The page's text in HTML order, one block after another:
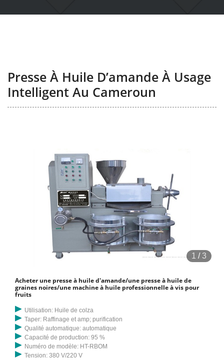
Presse À Huile D’amande À Usage
Intelligent Au Cameroun
1 /3
Acheter une presse à huile d'amande/une presse à huile de
graines noires/une machine à huile professionnelle à vis pour
fruits
Utilisation: Huile de colza
Taper: Raffinage et amp; purification
Qualité automatique: automatique
Capacité de production: 95 %
Numéro de modèle: HT-RBOM
Tension: 380 V/220 V